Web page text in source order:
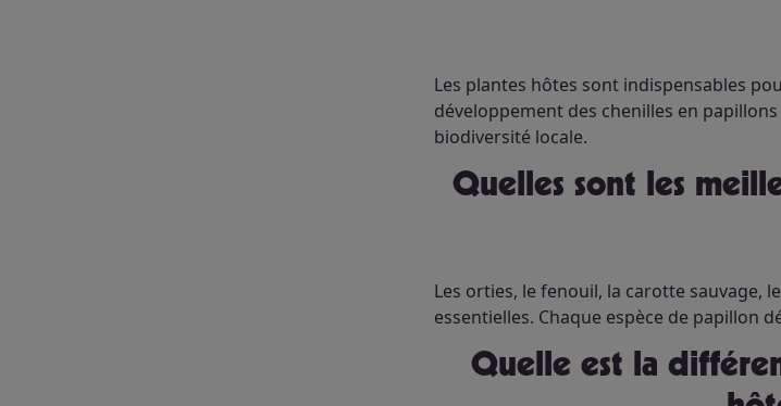
Les plantes hôtes sont indispensables
développement des chenilles en
biodiversité locale.
Quelles sont les meilleures plantes hôtes pour favoriser les
Les orties, le fenouil, la carotte sauvage,
essentielles. Chaque espèce de papillon
Quelle est la différence entre plante mellifère et plante